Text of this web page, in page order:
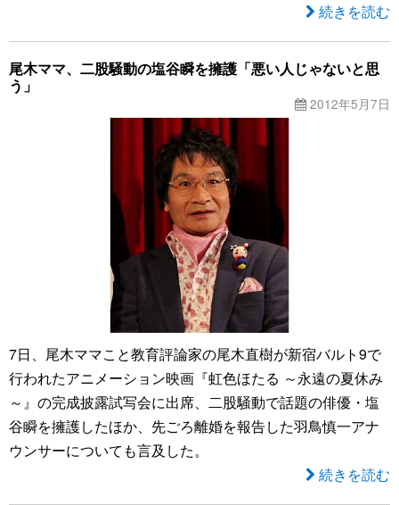
続きを読む
尾木ママ、二股騒動の塩谷瞬を擁護「悪い人じゃないと思
う」
2012年5月7日
7日、尾木ママこと教育評論家の尾木直樹が新宿バルト9で
行われたアニメーション映画『虹色ほたる ～永遠の夏休み
～』の完成披露試写会に出席、二股騒動で話題の俳優・塩
谷瞬を擁護したほか、先ごろ離婚を報告した羽鳥慎一アナ
ウンサーについても言及した。
続きを読む